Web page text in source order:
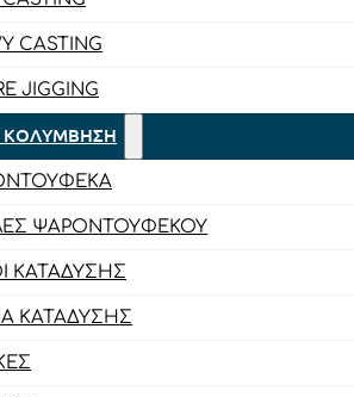
CASTING
JIGGING
ΚΟΛΎΜΒΗΣΗ
ΨΑΡΟΝΤΟΎΦΕΚΟΥ
ΚΑΤΆΔΥΣΗΣ
ΚΑΤΆΔΥΣΗΣ